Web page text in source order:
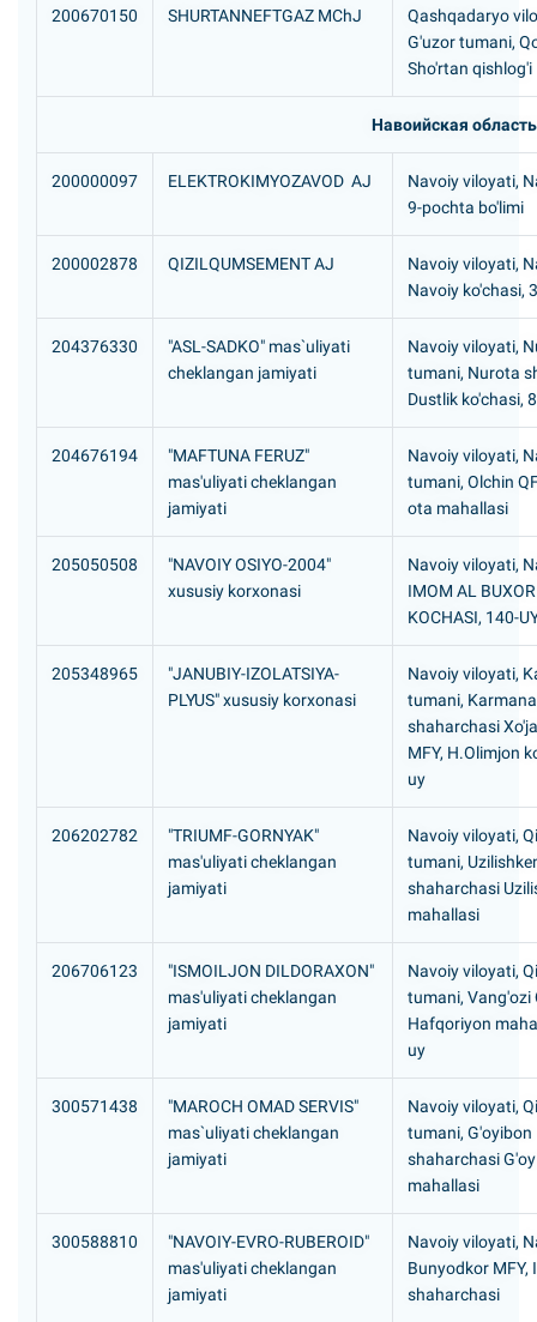
200670150 SHURTANNEFTGAZ MChJ
Qashqadaryo
G'uzor tumani,
Sho'rtan qishlog'i
Навоийская область
200000097 ELEKTROKIMYOZAVOD AJ
Navoiy viloyati,
9-pochta bo'limi
200002878 QIZILQUMSEMENT AJ
Navoiy viloyati,
Navoiy ko'chasi,
204376330
"ASL-SADKO" mas`uliyati
cheklangan jamiyati
Navoiy viloyati,
tumani, Nurota
Dustlik ko'chasi,
204676194
"MAFTUNA FERUZ"
mas'uliyati cheklangan
jamiyati
Navoiy viloyati,
tumani, Olchin
ota mahallasi
205050508
"NAVOIY OSIYO-2004"
xususiy korxonasi
Navoiy viloyati,
IMOM AL
KOCHASI, 140-
205348965
"JANUBIY-IZOLATSIYA-
PLYUS" xususiy korxonasi
Navoiy viloyati,
tumani, Karmana
shaharchasi
MFY, H.Olimjon
uy
206202782
"TRIUMF-GORNYAK"
mas'uliyati cheklangan
jamiyati
Navoiy viloyati,
tumani,
shaharchasi
mahallasi
206706123
"ISMOILJON DILDORAXON"
mas'uliyati cheklangan
jamiyati
Navoiy viloyati,
tumani, Vang'ozi
Hafqoriyon
uy
300571438
"MAROCH OMAD SERVIS"
mas`uliyati cheklangan
jamiyati
Navoiy viloyati,
tumani, G'oyibon
shaharchasi
mahallasi
300588810
"NAVOIY-EVRO-RUBEROID"
mas'uliyati cheklangan
jamiyati
Navoiy viloyati,
Bunyodkor MFY,
shaharchasi